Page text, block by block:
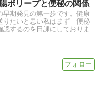
ポリープと便秘の関係
早期発見の第一歩です。健康
りたいと思い私はまず 便秘
するのを日課にしておりま